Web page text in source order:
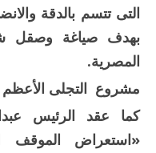
التى تتسم بالدقة
بهدف صياغة وصقل
المصرية.
مشروع التجلى الأعظم
كما عقد الرئيس
«استعراض الموقف